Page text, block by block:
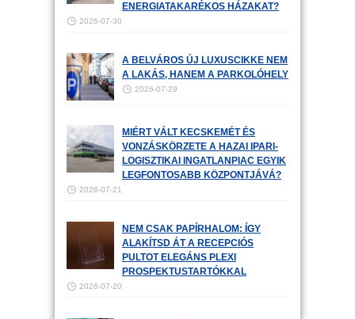
ENERGIATAKARÉKOS HÁZAKAT?
2026-07-30
A BELVÁROS ÚJ LUXUSCIKKE NEM
A LAKÁS, HANEM A PARKOLÓHELY
2026-07-29
MIÉRT VÁLT KECSKEMÉT ÉS
VONZÁSKÖRZETE A HAZAI IPARI-
LOGISZTIKAI INGATLANPIAC EGYIK
LEGFONTOSABB KÖZPONTJÁVÁ?
2026-07-21
NEM CSAK PAPÍRHALOM: ÍGY
ALAKÍTSD ÁT A RECEPCIÓS
PULTOT ELEGÁNS PLEXI
PROSPEKTUSTARTÓKKAL
2026-07-20